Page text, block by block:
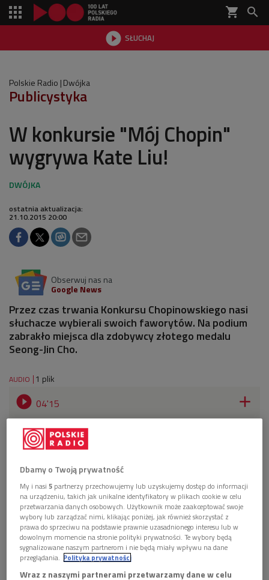
shopping_cart 
 SŁUCHAJ

Polskie Radio Dwójka
Publicystyka
W konkursie "Mój Chopin"
wygrywa Kate Liu!
ostatnia aktualizacja:
21.10.2015 20:00
Obserwuj nas na
Google News
Przez czas trwania Konkursu Chopinowskiego nasi
słuchacze wybierali swoich faworytów. Na podium
zabrakło miejsca dla zdobywcy złotego medalu
Seong-Jin Cho.
AUDIO 1 plik
 04'15 
Kate Liu o swoich wrażeniach po Konkursie
Chopinowskim (Wybieram Dwójkę)
Dbamy o Twoją prywatność
My i nasi5 partnerzy przechowujemy lub uzyskujemy dostęp do informacji
na urządzeniu, takich jak unikalne identyfikatory w plikach cookie w celu
przetwarzania danych osobowych. Użytkownik może zaakceptować swoje
wybory lub zarządzać nimi, klikając poniżej, jak również skorzystać z
prawa do sprzeciwu na podstawie prawnie uzasadnionego interesu lub w
dowolnym momencie na stronie polityki prywatności. Te wybory będą
sygnalizowane naszym partnerom i nie będą miały wpływu na dane
przeglądania. Polityka prywatności
Wraz z naszymi partnerami przetwarzamy dane w celu